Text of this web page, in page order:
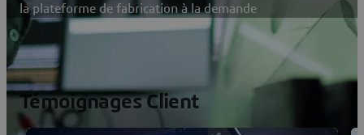
la plateforme de fabrication à la demande
Témoignages Client